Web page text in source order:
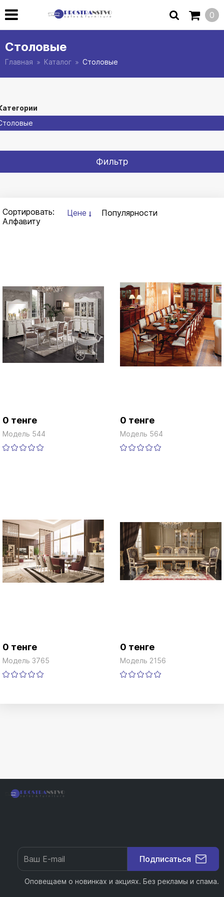
0
Столовые
Главная Каталог Столовые
Фильтр
Сортировать: Цене
Популярности
Алфавиту
0 тенге
Модель 544
0 тенге
Модель 564
0 тенге
Модель 3765
0 тенге
Модель 2156
Подписаться
Оповещаем о новинках и акциях. Без рекламы и спама.